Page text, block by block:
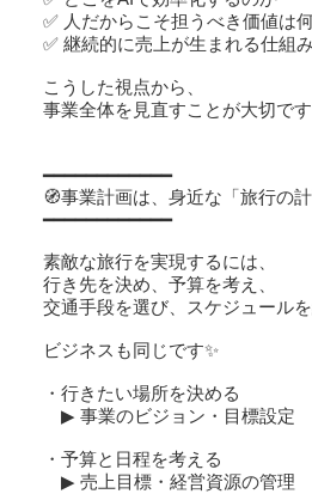
✅ 人だからこそ担うべき価値は
✅ 継続的に売上が生まれる仕組
こうした視点から、
事業全体を見直すことが大切です
━━━━━━━━━━━━
🧭事業計画は、身近な「旅行の
━━━━━━━━━━━━
素敵な旅行を実現するには、
行き先を決め、予算を考え、
交通手段を選び、スケジュールを
ビジネスも同じです✨
・行きたい場所を決める
▶ 事業のビジョン・目標設定
・予算と日程を考える
▶ 売上目標・経営資源の管理